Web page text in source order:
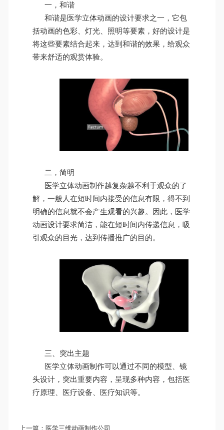
一，和谐
和谐是医学立体动画的设计要求之一，它包
括动画的色彩、灯光、照明等要素，好的设计是
将这些要素结合起来，达到和谐的效果，给观众
带来舒适的观赏体验。
二，简明
医学立体动画制作越复杂越不利于观众的了
解，一般人在短时间内接受的信息有限，得不到
明确的信息就不会产生观看的兴趣。因此，医学
动画设计要求简洁，能在短时间内传递信息，吸
引观众的目光，达到传播推广的目的。
三、突出主题
医学立体动画制作可以通过不同的模型、镜
头设计，突出重要内容，呈现多种内容，包括医
疗原理、医疗设备、医疗知识等。
上一篇：医学三维动画制作公司